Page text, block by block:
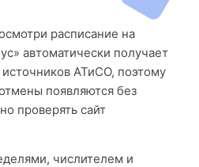
расписание на
автоматически получает
АТиСО, поэтому
появляются без
проверять сайт
числителем и